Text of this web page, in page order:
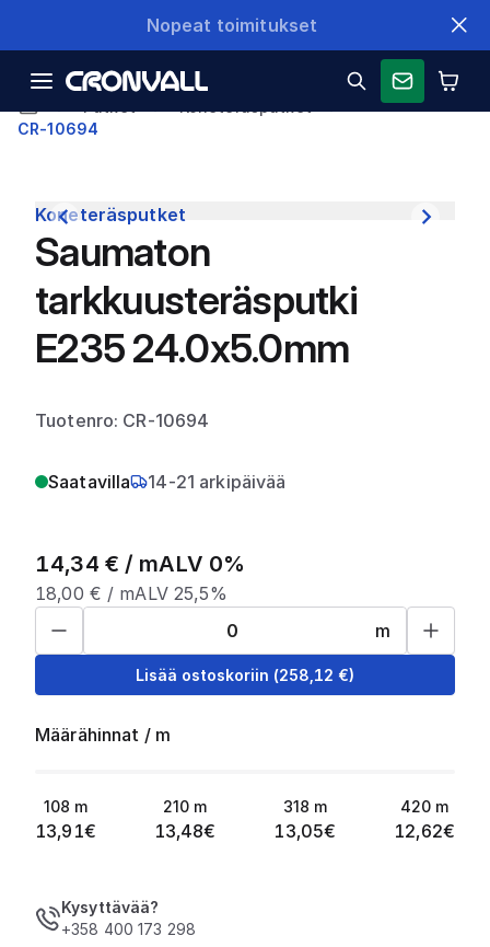
Nopeat toimitukset
CR-10694
Koneteräsputket
Saumaton
tarkkuusteräsputki
E235 24.0x5.0mm
Tuotenro: CR-10694
Saatavilla 14-21 arkipäivää
14,34 € / mALV 0%
18,00 € / mALV 25,5%
m
Lisää ostoskoriin (258,12 €)
Määrähinnat / m
108 m
13,91€
210 m
13,48€
318 m
13,05€
420 m
12,62€
Kysyttävää?
+358 400 173 298